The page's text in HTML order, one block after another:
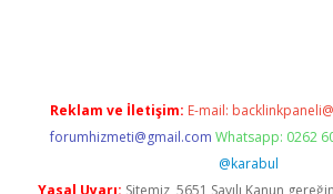
Reklam ve İletişim: E-mail:
forumhizmeti@gmail.com Whatsapp: 0262
@karabul
Yasal Uyarı: Sitemiz, 5651 Sayılı Kanun